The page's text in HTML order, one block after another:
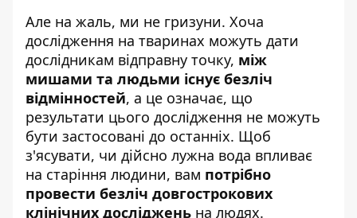
Але на жаль, ми не гризуни. Хоча
дослідження на тваринах можуть дати
дослідникам відправну точку, між
мишами та людьми існує безліч
відмінностей, а це означає, що
результати цього дослідження не можуть
бути застосовані до останніх. Щоб
з'ясувати, чи дійсно лужна вода впливає
на старіння людини, вам потрібно
провести безліч довгострокових
клінічних досліджень на людях.